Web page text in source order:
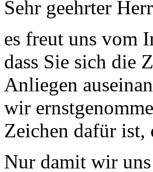
Sehr geehrter
es freut uns vom
dass Sie sich die
Anliegen
wir
Zeichen dafür ist,
Nur damit wir